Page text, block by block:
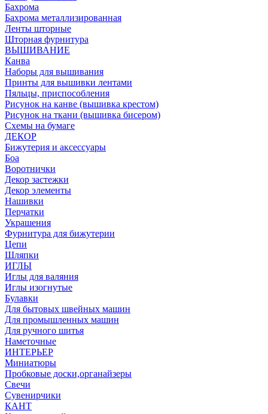
Бахрома
Бахрома металлизированная
Ленты шторные
Шторная фурнитура
ВЫШИВАНИЕ
Канва
Наборы для вышивания
Принты для вышивки лентами
Пяльцы, приспособления
Рисунок на канве (вышивка крестом)
Рисунок на ткани (вышивка бисером)
Схемы на бумаге
ДЕКОР
Бижутерия и аксессуары
Боа
Воротнички
Декор застежки
Декор элементы
Нашивки
Перчатки
Украшения
Фурнитура для бижутерии
Цепи
Шляпки
ИГЛЫ
Иглы для валяния
Иглы изогнутые
Булавки
Для бытовых швейных машин
Для промышленных машин
Для ручного шитья
Наметочные
ИНТЕРЬЕР
Миниатюры
Пробковые доски,органайзеры
Свечи
Сувенирчики
КАНТ